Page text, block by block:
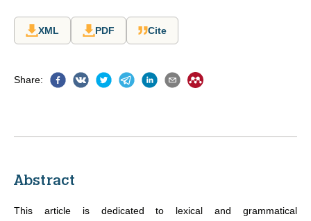
XML PDF Cite
Share:
Abstract
This article is dedicated to lexical and grammatical